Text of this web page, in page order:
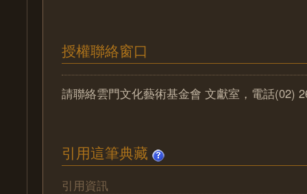
授權聯絡窗口
請聯絡雲門文化藝術基金會 文獻室，電話(02)
引用這筆典藏
引用資訊